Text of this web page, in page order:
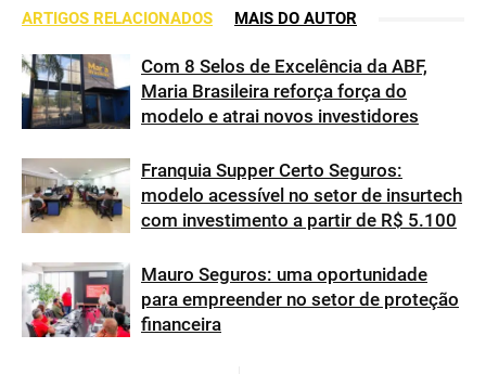
ARTIGOS RELACIONADOS MAIS DO AUTOR
Com 8 Selos de Excelência da ABF,
Maria Brasileira reforça força do
modelo e atrai novos investidores
Franquia Supper Certo Seguros:
modelo acessível no setor de insurtech
com investimento a partir de R$ 5.100
Mauro Seguros: uma oportunidade
para empreender no setor de proteção
financeira